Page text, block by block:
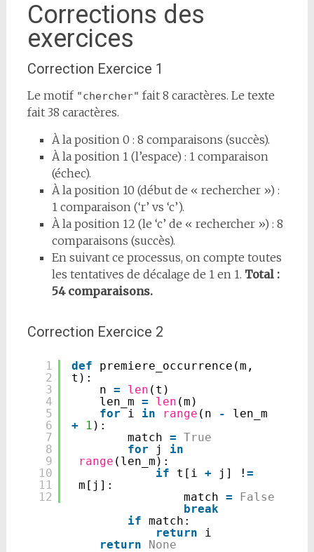
Corrections des
exercices
Correction Exercice 1
Le motif "chercher" fait 8 caractères. Le texte
fait 38 caractères.
À la position 0 : 8 comparaisons (succès).
À la position 1 (l’espace) : 1 comparaison
(échec).
À la position 10 (début de « rechercher ») :
1 comparaison (‘r’ vs ‘c’).
À la position 12 (le ‘c’ de « rechercher ») : 8
comparaisons (succès).
En suivant ce processus, on compte toutes
les tentatives de décalage de 1 en 1. Total :
54 comparaisons.
Correction Exercice 2
1
2
3
4
5
6
7
8
9
10
11
12
def
premiere_occurrence(m,
t):
n = len (t)
len_m = len (m)
for
i in range (n -
+
1 ):
match = True
for
j in
range (len_m):
if
t[i + j] ! =
m[j]:
match =
False
break
if match:
return
i
return
None